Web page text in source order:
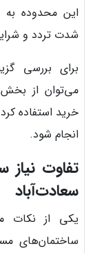
این محدوده
شدت تردد و
برای بررسی
می‌توان از بخش
خرید استفاده
انجام شود.
تفاوت
سعادت‌آباد
یکی از نکات
ساختمان‌های